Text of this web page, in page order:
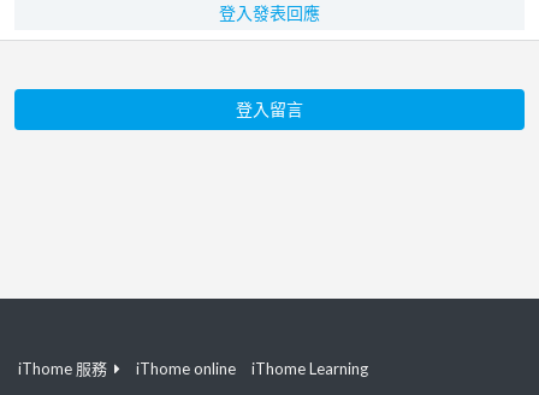
登入發表回應
登入留言
iThome 服務 iThome online
iThome Learning